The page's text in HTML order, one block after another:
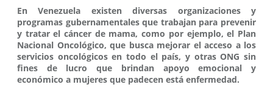
En Venezuela existen diversas organizaciones y
programas gubernamentales que trabajan para prevenir
y tratar el cáncer de mama, como por ejemplo, el Plan
Nacional Oncológico, que busca mejorar el acceso a los
servicios oncológicos en todo el país, y otras ONG sin
fines de lucro que brindan apoyo emocional y
económico a mujeres que padecen está enfermedad.